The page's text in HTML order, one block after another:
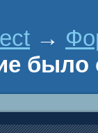
→
было